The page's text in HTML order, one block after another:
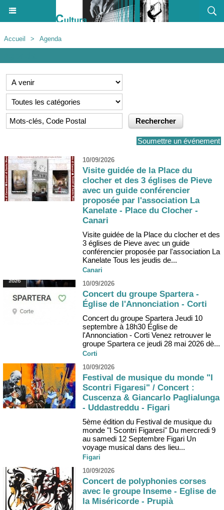
Accueil > Agenda
Soumettre un événement
10/09/2026
Visite guidée de la Place du
clocher et des 3 églises de Pieve
avec un guide conférencier
proposée par l'association La
Kanelate - Place du Clocher -
Canari
Visite guidée de la Place du clocher et des
3 églises de Pieve avec un guide
conférencier proposée par l'association La
Kanelate Tous les jeudis de...
Canari
10/09/2026
Concert du groupe Spartera -
Église de l'Annonciation - Corti
Concert du groupe Spartera Jeudi 10
septembre à 18h30 Église de
l'Annonciation - Corti Venez retrouver le
groupe Spartera ce jeudi 28 mai 2026 dè...
Corti
10/09/2026
Festival de musique du monde "I
Scontri Figaresi" / Concert :
Cuscenza & Giancarlo Paglialunga
- Uddastreddu - Figari
5ème édition du Festival de musique du
monde "I Scontri Figaresi" Du mercredi 9
au samedi 12 Septembre Figari Un
voyage musical dans des lieu...
Figari
10/09/2026
Concert de polyphonies corses
avec le groupe Inseme - Eglise de
la Miséricorde - Prupià